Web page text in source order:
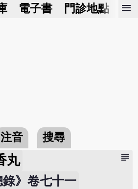
電子書 門診地點 預
menu
注音 搜尋
subject
丸
錄》卷七十一